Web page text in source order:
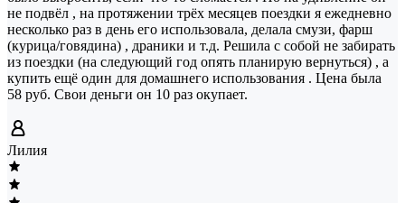
не подвёл , на протяжении трёх месяцев поездки я ежедневно
несколько раз в день его использовала, делала смузи, фарш
(курица/говядина) , драники и т.д. Решила с собой не забирать
из поездки (на следующий год опять планирую вернуться) , а
купить ещё один для домашнего использования . Цена была
58 руб. Свои деньги он 10 раз окупает.
Лилия